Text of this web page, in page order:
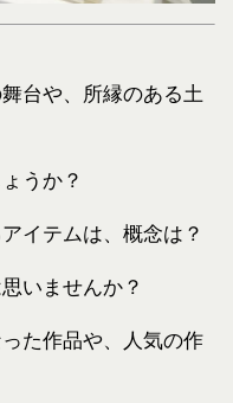
台や、所縁のある土
うか？
イテムは、概念は？
いませんか？
た作品や、人気の作